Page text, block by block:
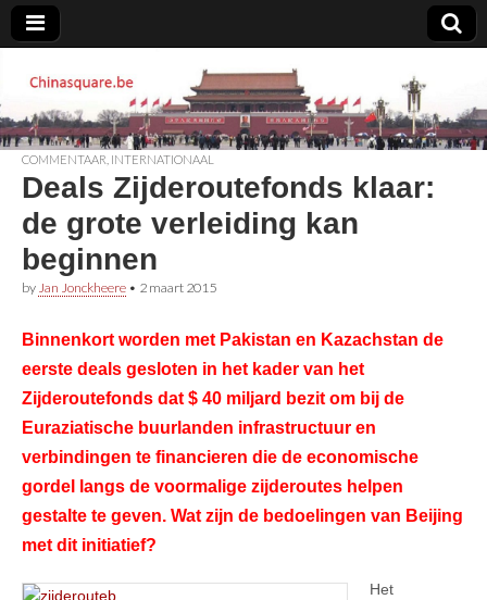
Chinasquare.be
COMMENTAAR INTERNATIONAAL
Deals Zijderoutefonds klaar:
de grote verleiding kan
beginnen
by Jan Jonckheere • 2 maart 2015
Binnenkort worden met Pakistan en Kazachstan de
eerste deals gesloten in het kader van het
Zijderoutefonds dat $ 40 miljard bezit om bij de
Euraziatische buurlanden infrastructuur en
verbindingen te financieren die de economische
gordel langs de voormalige zijderoutes helpen
gestalte te geven. Wat zijn de bedoelingen van Beijing
met dit initiatief?
Het